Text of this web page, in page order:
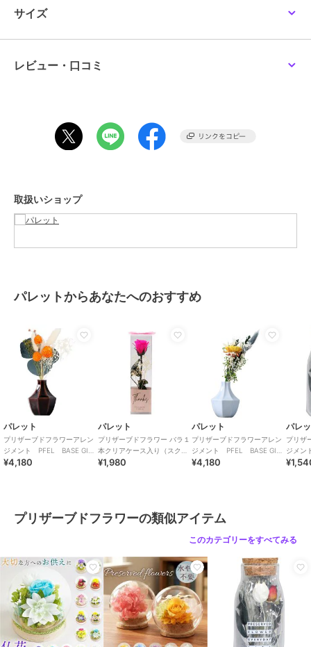
誰でも、どこでも簡単に
そんな想いからPRESERVED FLOWER EVERYDAY LIFE は生まれまし
この商品は無料ギフトサービスの対象商品です
ショップ パレット
サイズ **
治見市）ブーケ：プリザーブドフ
お手入れ
お手入れ不要です。劣化・退色・
原産国
サイズ
レビュー・口コミ
取扱いショップ
パレットからあなたへのおすすめ
パレット
プリザーブドフラワーアレン
ジメント PFEL BASE GIFT
茶 千日紅オレンジ
¥4,180
パレット
プリザーブドフラワー バラ１
本クリアケース入り（スクエ
ア）ブライトピンク
¥1,980
パレット
プリザーブドフラワーアレン
ジメント PFEL BASE GIFT
水色 ヘリクリサムイエロー
¥4,180
パレ
プリザ
ジメ
ス ロ
プリザーブドフラワーの類似アイテム
このカテゴリーをすべてみる